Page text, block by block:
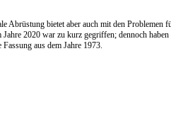
bietet aber auch mit den Problemen
2020 war zu kurz gegriffen; dennoch
aus dem Jahre 1973.